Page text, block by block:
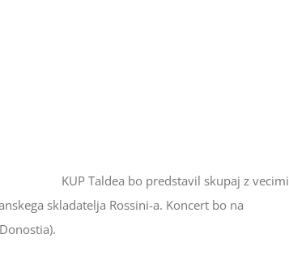
KUP Taldea bo predstavil skupaj z vecimi
skladatelja Rossini-a. Koncert bo na